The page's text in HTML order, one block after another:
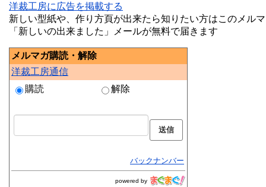
洋裁工房に広告を掲載する
新しい型紙や、作り方頁が出来たら知りたい方はこのメル
「新しいの出来ました」メールが無料で届きます
メルマガ購読・解除
洋裁工房通信
購読
解除
バックナンバー
powered by